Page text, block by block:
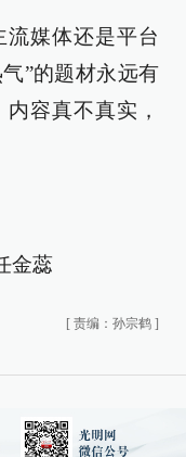
流媒体还是平台
”的题材永远有
容真不真实，
金蕊
[ 责编：孙宗鹤 ]